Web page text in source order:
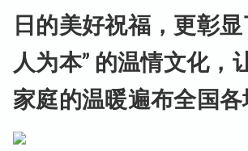
日的美好祝福，更彰显
人为本” 的温情文化，
家庭的温暖遍布全国各